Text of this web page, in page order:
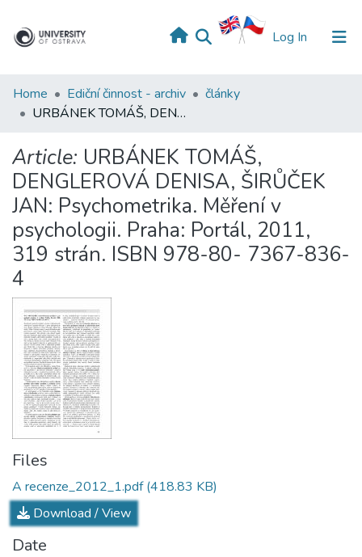
Log In (current)
Home Ediční činnost - archiv
články
URBÁNEK TOMÁŠ, DENGLEROVÁ DENISA, ŠIRŮČEK JAN: Psychometrika. Měření v psychologii. Praha: Portál, 2011, 319 strán. ISBN 978-80- 7367-836-4
Article: URBÁNEK TOMÁŠ,
DENGLEROVÁ DENISA, ŠIRŮČEK
JAN: Psychometrika. Měření v
psychologii. Praha: Portál, 2011,
319 strán. ISBN 978-80- 7367-836-
4
Files
A recenze_2012_1.pdf(418.83 KB)
Download / View
Date